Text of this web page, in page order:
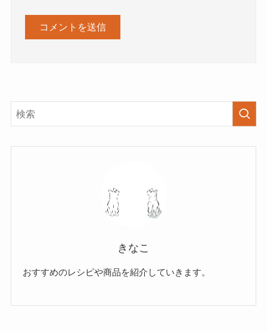
きなこ
おすすめのレシピや商品を紹介していきます。